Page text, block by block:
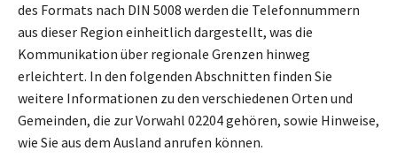
des Formats nach DIN 5008 werden die Telefonnummern
aus dieser Region einheitlich dargestellt, was die
Kommunikation über regionale Grenzen hinweg
erleichtert. In den folgenden Abschnitten finden Sie
weitere Informationen zu den verschiedenen Orten und
Gemeinden, die zur Vorwahl 02204 gehören, sowie Hinweise,
wie Sie aus dem Ausland anrufen können.